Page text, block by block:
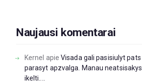
Naujausi komentarai
Kernel apieVisada gali pasisiulyt pats
parasyt apzvalga. Manau neatsisakys
ikelti....